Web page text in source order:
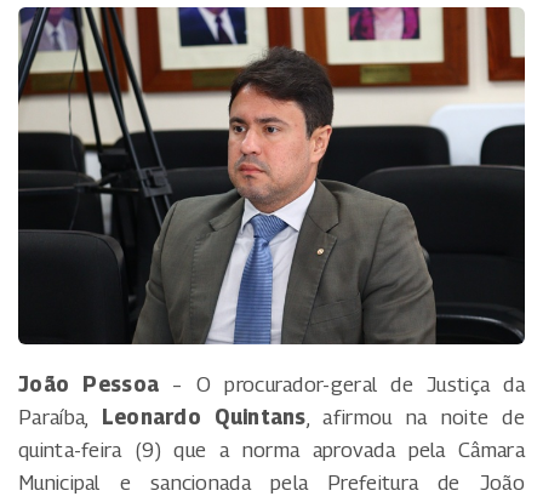
João Pessoa – O procurador-geral de Justiça da
Paraíba,
Leonardo Quintans, afirmou na noite de
quinta-feira (9) que a norma aprovada pela Câmara
Municipal e sancionada pela Prefeitura de João